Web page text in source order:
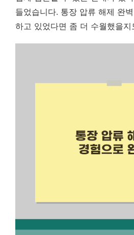
들었습니다. 통장 압류 해제 완
하고 있었다면 좀 더 수월했을지